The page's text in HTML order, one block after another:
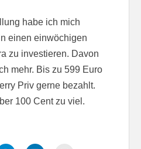
habe ich mich
einen einwöchigen
zu investieren. Davon
mehr. Bis zu 599 Euro
Priv gerne bezahlt.
100 Cent zu viel.